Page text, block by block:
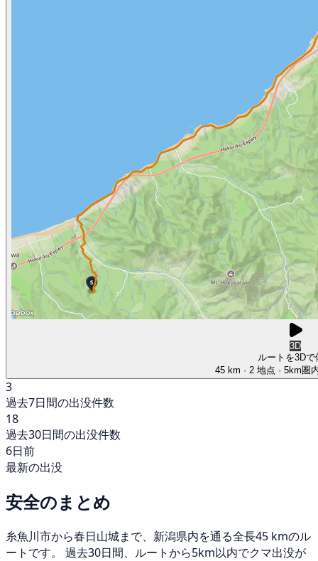
3D
ルートを3Dで
45 km · 2 地点 · 5km圏
3
過去7日間の出没件数
18
過去30日間の出没件数
6日前
最新の出没
安全のまとめ
糸魚川市から春日山城まで、新潟県内を通る全長45 kmのル
ートです。 過去30日間、ルートから5km以内でクマ出没が